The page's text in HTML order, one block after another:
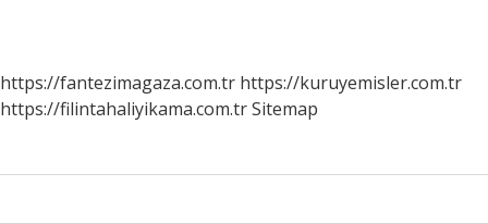
https://fantezimagaza.com.tr https://kuruyemisler.com.tr
https://filintahaliyikama.com.trSitemap